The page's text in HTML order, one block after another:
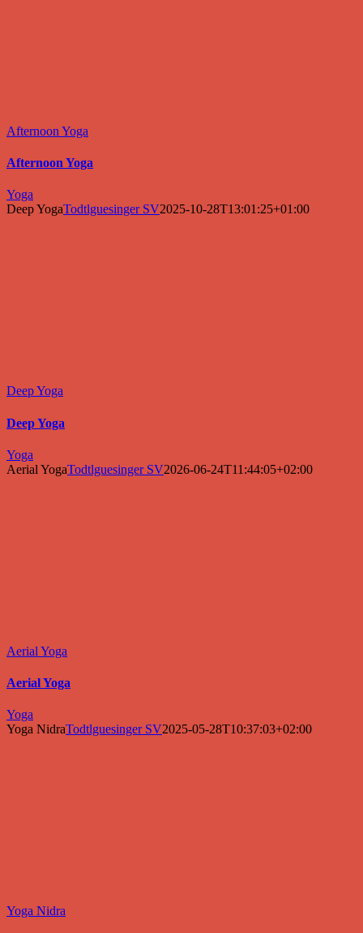
Afternoon Yoga
Afternoon Yoga
Yoga
Deep YogaTodtlguesinger SV2025-10-28T13:01:25+01:00
Deep Yoga
Deep Yoga
Yoga
Aerial YogaTodtlguesinger SV2026-06-24T11:44:05+02:00
Aerial Yoga
Aerial Yoga
Yoga
Yoga NidraTodtlguesinger SV2025-05-28T10:37:03+02:00
Yoga Nidra